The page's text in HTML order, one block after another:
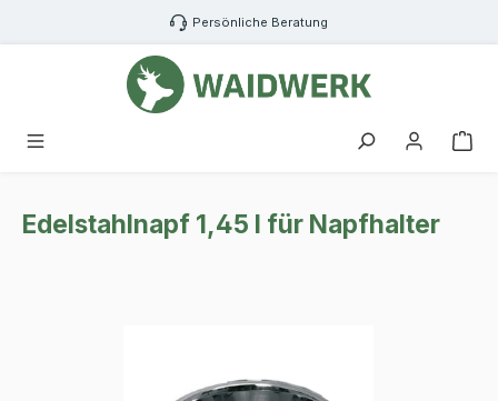
Zum Hauptinhalt springen Persönliche Beratung
Edelstahlnapf 1,45 l für Napfhalter